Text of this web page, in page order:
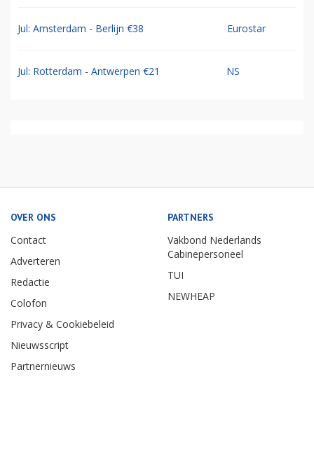
Jul: Amsterdam - Berlijn €38 Eurostar
Jul: Rotterdam - Antwerpen €21 NS
OVER ONS
Contact
Adverteren
Redactie
Colofon
Privacy & Cookiebeleid
Nieuwsscript
Partnernieuws
PARTNERS
Vakbond Nederlands
Cabinepersoneel
TUI
NEWHEAP